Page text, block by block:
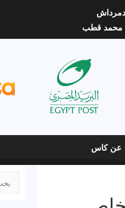
محمد قطب
عن كاس
عن: